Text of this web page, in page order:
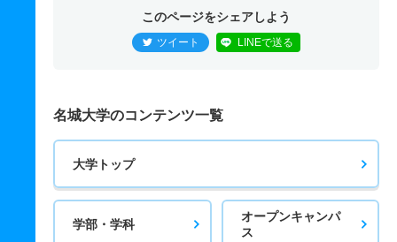
このページをシェアしよう
ツイート LINEで送る
名城大学のコンテンツ一覧
大学トップ
学部・学科
オープンキャンパ
ス